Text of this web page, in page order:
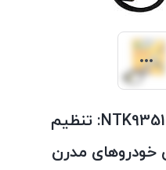
سنسور اکسیژن زیمنس NTK93510: تنظیم
خودروهای مدرن